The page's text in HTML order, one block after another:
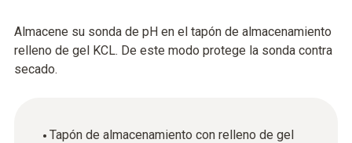
Almacene su sonda de pH en el tapón de almacenamiento
relleno de gel KCL. De este modo protege la sonda contra
secado.
Tapón de almacenamiento con relleno de gel